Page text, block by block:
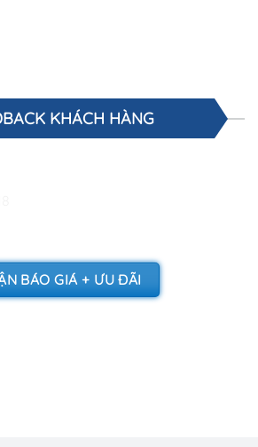
KHÁCH HÀNG
BÁO GIÁ + ƯU ĐÃI